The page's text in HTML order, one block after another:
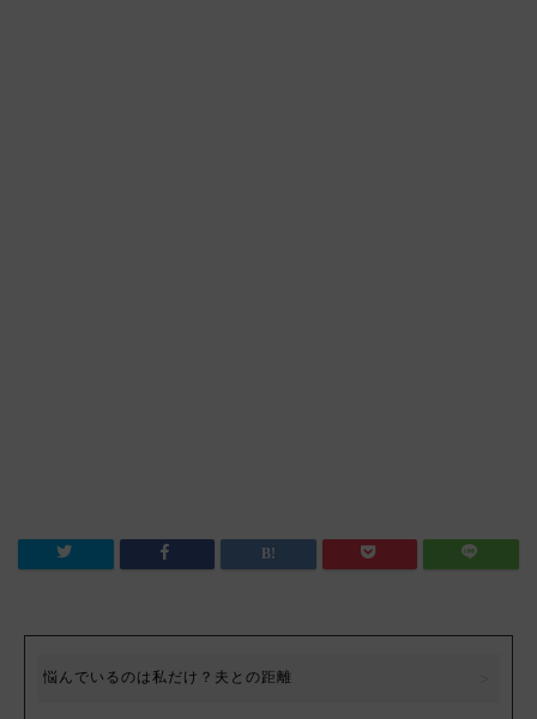
悩んでいるのは私だけ？夫との距離